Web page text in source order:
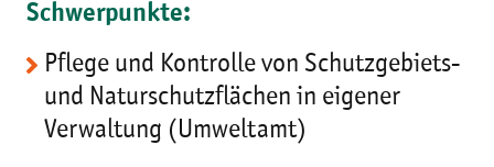
Schwerpunkte:
Pflege und Kontrolle von Schutzgebiets-
und Naturschutzflächen in eigener
Verwaltung (Umweltamt)